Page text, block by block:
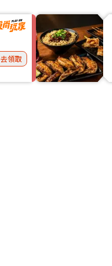
去領取